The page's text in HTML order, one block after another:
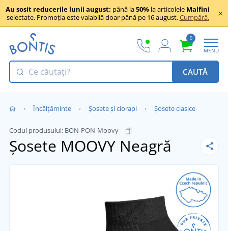
Au sosit reducerile lunii august: până la50% la articolele Malfini
selectate. Promoția este valabilă doar până pe 16 august.Cumpără.
0
MENU
CAUTĂ
Încălţăminte Șosete și ciorapi Șosete clasice
Codul produsului: BON-PON-Moovy
Șosete MOOVY Neagră